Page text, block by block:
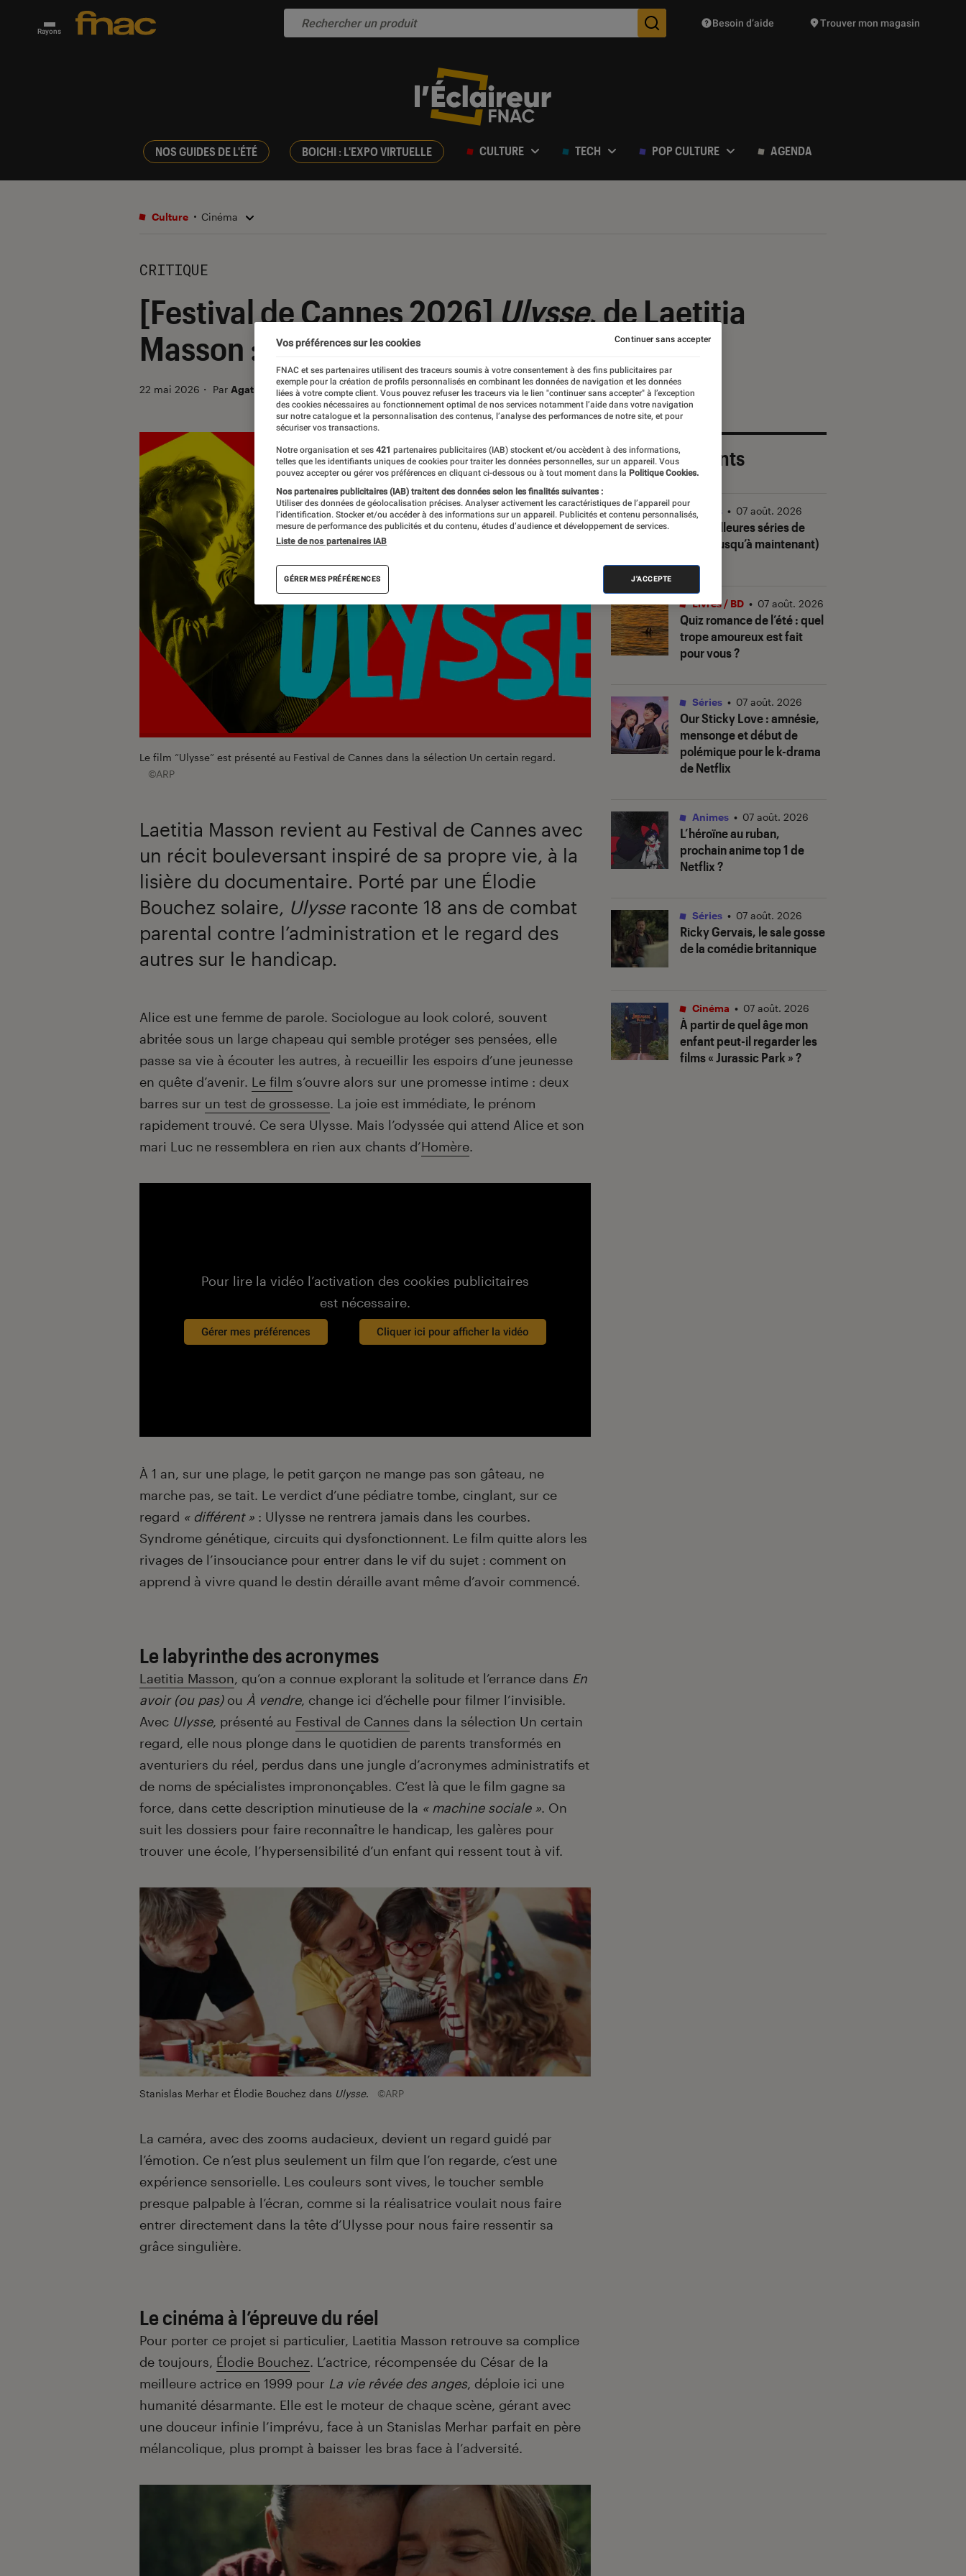
Rayons Des suggestions de produits vont vous être proposées
Besoin d’aide Trouver mon magasin
NOS GUIDES DE L'ÉTÉ BOICHI : L'EXPO VIRTUELLE CULTURE TECH POP CULTURE AGENDA
Culture Cinéma
CRITIQUE
[Festival de Cannes 2026]Ulysse, de Laetitia
Masson : l’odyssée de l’ordinaire
22 mai 2026 ・ Par Agathe Renac
Le film “Ulysse” est présenté au Festival de Cannes dans la sélection Un certain regard.
©ARP
Laetitia Masson revient au Festival de Cannes avec
un récit bouleversant inspiré de sa propre vie, à la
lisière du documentaire. Porté par une Élodie
Bouchez solaire, Ulysseraconte 18 ans de combat
parental contre l’administration et le regard des
autres sur le handicap.
Introduction
Alice est une femme de parole. Sociologue au look coloré, souvent
abritée sous un large chapeau qui semble protéger ses pensées, elle
passe sa vie à écouter les autres, à recueillir les espoirs d’une jeunesse
en quête d’avenir. Le film s’ouvre alors sur une promesse intime : deux
barres sur un test de grossesse. La joie est immédiate, le prénom
rapidement trouvé. Ce sera Ulysse. Mais l’odyssée qui attend Alice et son
mari Luc ne ressemblera en rien aux chants d’Homère.
Pour lire la vidéo l’activation des cookies publicitaires
est nécessaire.
Gérer mes préférences Cliquer ici pour afficher la vidéo
À 1 an, sur une plage, le petit garçon ne mange pas son gâteau, ne
marche pas, se tait. Le verdict d’une pédiatre tombe, cinglant, sur ce
regard « différent » : Ulysse ne rentrera jamais dans les courbes.
Syndrome génétique, circuits qui dysfonctionnent. Le film quitte alors les
rivages de l’insouciance pour entrer dans le vif du sujet : comment on
apprend à vivre quand le destin déraille avant même d’avoir commencé.
Le labyrinthe des acronymes
Laetitia Masson, qu’on a connue explorant la solitude et l’errance dans En
avoir (ou pas)ou À vendre, change ici d’échelle pour filmer l’invisible.
Avec Ulysse, présenté au Festival de Cannes dans la sélection Un certain
regard, elle nous plonge dans le quotidien de parents transformés en
aventuriers du réel, perdus dans une jungle d’acronymes administratifs et
de noms de spécialistes imprononçables. C’est là que le film gagne sa
force, dans cette description minutieuse de la « machine sociale ». On
suit les dossiers pour faire reconnaître le handicap, les galères pour
trouver une école, l’hypersensibilité d’un enfant qui ressent tout à vif.
Stanislas Merhar et Élodie Bouchez dans Ulysse. ©ARP
La caméra, avec des zooms audacieux, devient un regard guidé par
l’émotion. Ce n’est plus seulement un film que l’on regarde, c’est une
expérience sensorielle. Les couleurs sont vives, le toucher semble
presque palpable à l’écran, comme si la réalisatrice voulait nous faire
entrer directement dans la tête d’Ulysse pour nous faire ressentir sa
grâce singulière.
Le cinéma à l’épreuve du réel
Pour porter ce projet si particulier, Laetitia Masson retrouve sa complice
de toujours, Élodie Bouchez. L’actrice, récompensée du César de la
meilleure actrice en 1999 pour La vie rêvée des anges, déploie ici une
humanité désarmante. Elle est le moteur de chaque scène, gérant avec
une douceur infinie l’imprévu, face à un Stanislas Merhar parfait en père
mélancolique, plus prompt à baisser les bras face à l’adversité.
Les plus récents
Les meilleures séries de
2026 (jusqu’à maintenant)
Séries • 07 août. 2026
Quiz romance de l’été : quel
trope amoureux est fait
pour vous ?
Livres / BD • 07 août. 2026
Our Sticky Love: amnésie,
mensonge et début de
polémique pour le k-drama
de Netflix
Séries • 07 août. 2026
L’héroïne au ruban,
prochain anime top 1 de
Netflix ?
Animes • 07 août. 2026
Ricky Gervais, le sale gosse
de la comédie britannique
Séries • 07 août. 2026
À partir de quel âge mon
enfant peut-il regarder les
films « Jurassic Park » ?
Cinéma • 07 août. 2026
Vos préférences sur les cookies
FNAC et ses partenaires utilisent des traceurs soumis à votre consentement à des fins publicitaires par
exemple pour la création de profils personnalisés en combinant les données de navigation et les données
liées à votre compte client. Vous pouvez refuser les traceurs via le lien "continuer sans accepter" à l’exception
des cookies nécessaires au fonctionnement optimal de nos services notamment l’aide dans votre navigation
sur notre catalogue et la personnalisation des contenus, l’analyse des performances de notre site, et pour
sécuriser vos transactions.
Notre organisation et ses 421 partenaires publicitaires (IAB) stockent et/ou accèdent à des informations,
telles que les identifiants uniques de cookies pour traiter les données personnelles, sur un appareil. Vous
pouvez accepter ou gérer vos préférences en cliquant ci-dessous ou à tout moment dans la Politique Cookies.
Nos partenaires publicitaires (IAB) traitent des données selon les finalités suivantes :
Utiliser des données de géolocalisation précises. Analyser activement les caractéristiques de l’appareil pour
l’identification. Stocker et/ou accéder à des informations sur un appareil. Publicités et contenu personnalisés,
mesure de performance des publicités et du contenu, études d’audience et développement de services.
Liste de nos partenaires IAB
GÉRER MES PRÉFÉRENCES J'ACCEPTE
Continuer sans accepter